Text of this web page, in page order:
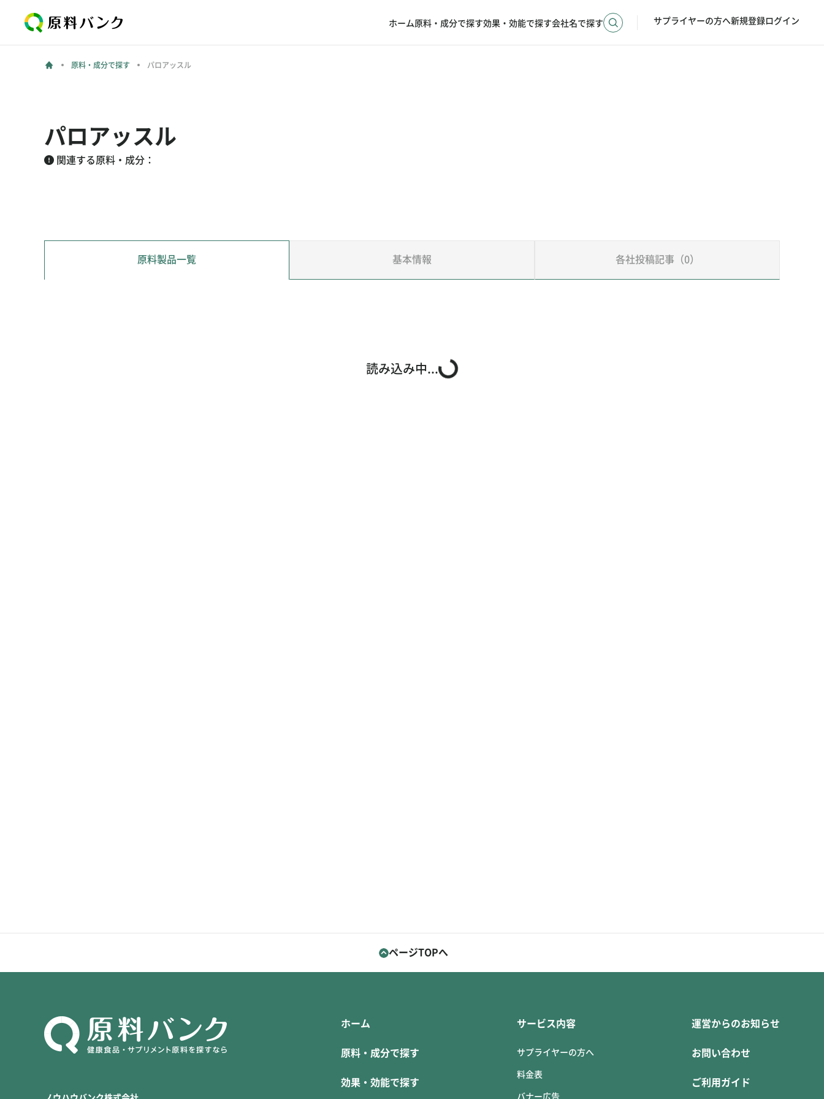
ホーム 原料・成分で探す効果・効能で探す会社名で探す サプライヤーの方へ新規登録ログイン
原料・成分で探す パロアッスル
パロアッスル
関連する原料・成分：
原料製品一覧 基本情報 各社投稿記事（0）
読み込み中...
ページTOPへ
ホーム
原料・成分で探す
効果・効能で探す
サービス内容
サプライヤーの方へ
料金表
バナー広告
運営からのお知らせ
お問い合わせ
ご利用ガイド